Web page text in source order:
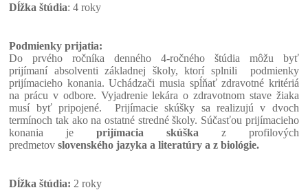
Dĺžka štúdia: 4 roky
Podmienky prijatia:
Do prvého ročníka denného 4-ročného štúdia môžu byť
prijímaní absolventi základnej školy, ktorí splnili podmienky
prijímacieho konania. Uchádzači musia spĺňať zdravotné kritériá
na prácu v odbore. Vyjadrenie lekára o zdravotnom stave žiaka
musí byť pripojené. Prijímacie skúšky sa realizujú v dvoch
termínoch tak ako na ostatné stredné školy. Súčasťou prijímacieho
konania jeprijímacia skúška z profilových
predmetovslovenského jazyka a literatúry a z biológie.
Dĺžka štúdia: 2 roky